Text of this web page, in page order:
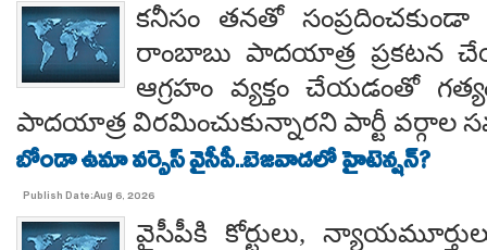
కనీసం తనతో సంప్రదించకుండా
రాంబాబు పాదయాత్ర ప్రకటన
ఆగ్రహం వ్యక్తం చేయడంతో
పాదయాత్ర విరమించుకున్నారని పార్టీ వర్గాల
బోండా ఉమా వర్సెస్ వైసీపీ..బెజవాడలో హైటెన్షన్?
Publish Date:Aug 6, 2026
వైసీపీకి కోర్టులు,